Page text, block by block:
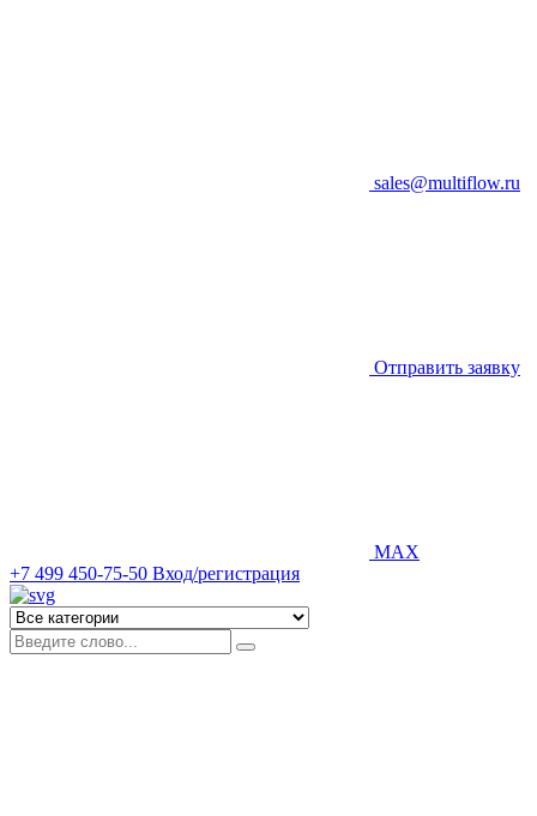
sales@multiflow.ru
Отправить заявку
MAX
+7 499 450-75-50 Вход/регистрация